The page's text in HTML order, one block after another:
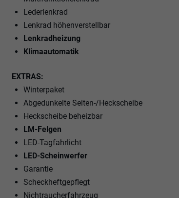
Lederlenkrad
Lenkrad höhenverstellbar
Lenkradheizung
Klimaautomatik
EXTRAS:
Winterpaket
Abgedunkelte Seiten-/Heckscheibe
Heckscheibe beheizbar
LM-Felgen
LED-Tagfahrlicht
LED-Scheinwerfer
Garantie
Scheckheftgepflegt
Nichtraucherfahrzeug